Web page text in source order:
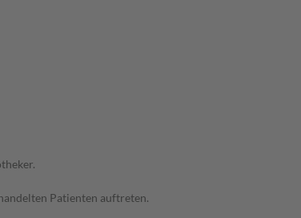
Patienten auftreten.